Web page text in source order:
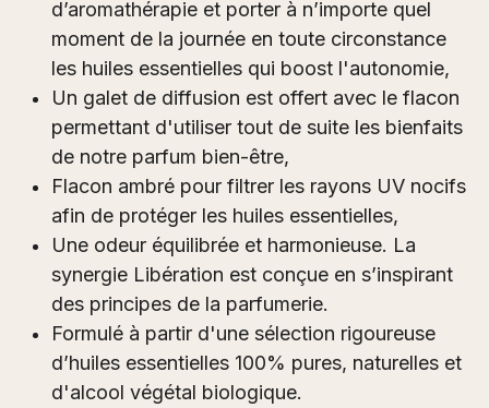
d’aromathérapie et porter à n’importe quel
moment de la journée en toute circonstance
les huiles essentielles qui boost l'autonomie,
Un galet de diffusion est offert avec le flacon
permettant d'utiliser tout de suite les bienfaits
de notre parfum bien-être,
Flacon ambré pour filtrer les rayons UV nocifs
afin de protéger les huiles essentielles,
Une odeur équilibrée et harmonieuse. La
synergie Libération est conçue en s’inspirant
des principes de la parfumerie.
Formulé à partir d'une sélection rigoureuse
d’huiles essentielles 100% pures, naturelles et
d'alcool végétal biologique.